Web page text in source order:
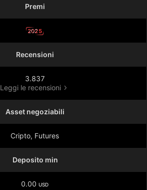
Premi
2025
Recensioni
3.837
Leggi le recensioni
Asset negoziabili
Cripto, Futures
Deposito min
0.00 USD